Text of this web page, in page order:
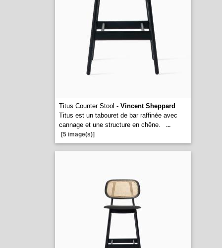
Titus Counter Stool - Vincent Sheppard
Titus est un tabouret de bar raffinée avec
cannage et une structure en chêne.
...
[5 image(s)]